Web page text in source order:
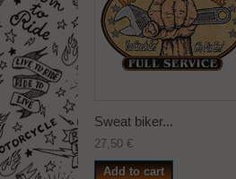
Sweat biker...
27,50 €
Add to cart